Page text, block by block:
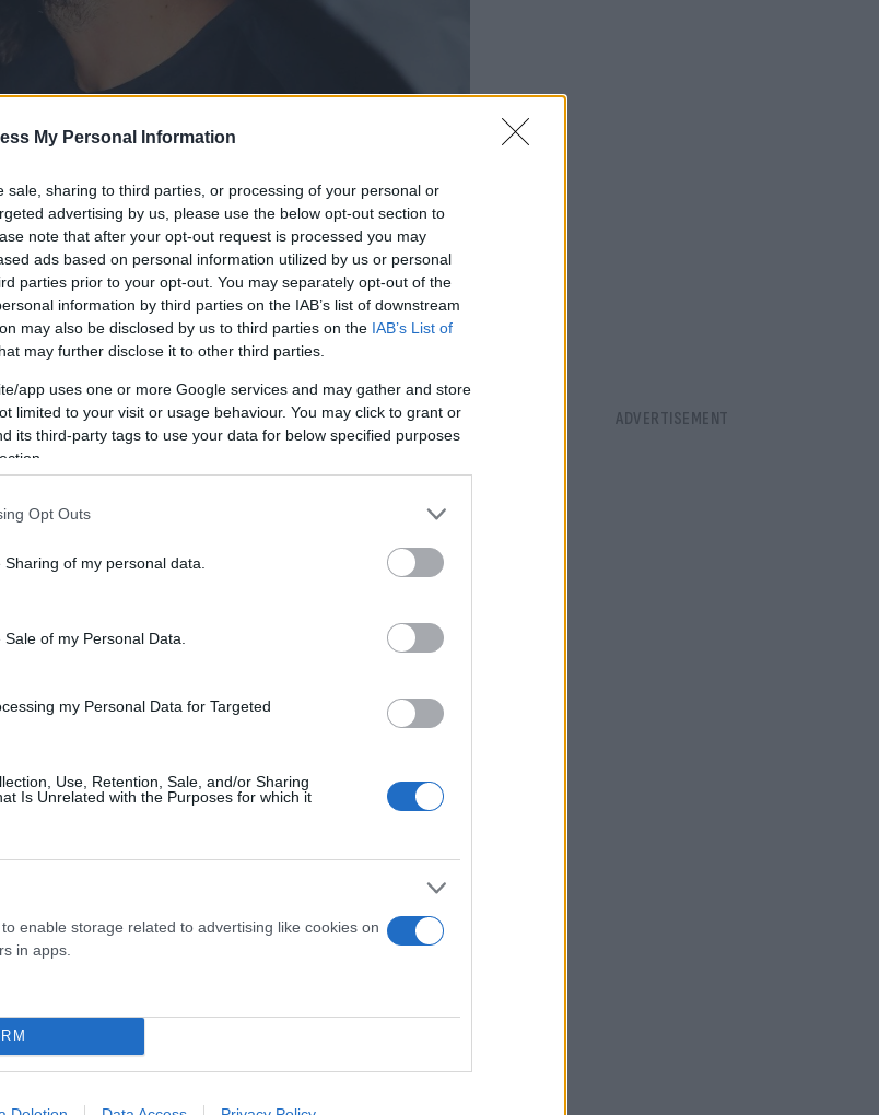
My Personal Information
sale, sharing to third parties, or processing of your personal or
advertising by us, please use the below opt-out section to
note that after your opt-out request is processed you may
ads based on personal information utilized by us or personal
parties prior to your opt-out. You may separately opt-out of the
information by third parties on the IAB’s list of downstream
may also be disclosed by us to third parties on the IAB’s List of
may further disclose it to other third parties.
app uses one or more Google services and may gather and store
limited to your visit or usage behaviour. You may click to grant or
its third-party tags to use your data for below specified purposes
Opt Outs
of my personal data.
of my Personal Data.
my Personal Data for Targeted
Use, Retention, Sale, and/or Sharing
Is Unrelated with the Purposes for which it
enable storage related to advertising like cookies on
in apps.